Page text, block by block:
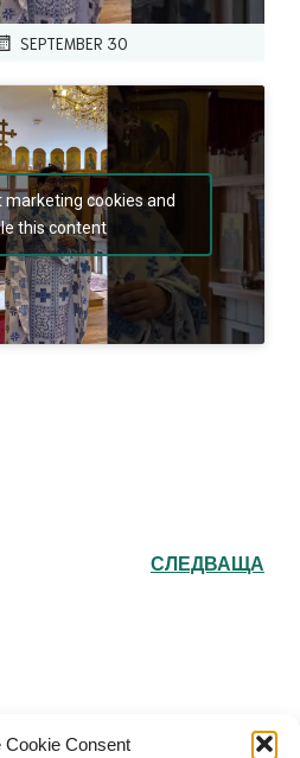
Cookie Consent
SEPTEMBER 30
marketing cookies and
this content
СЛЕДВАЩА
църква "Св.